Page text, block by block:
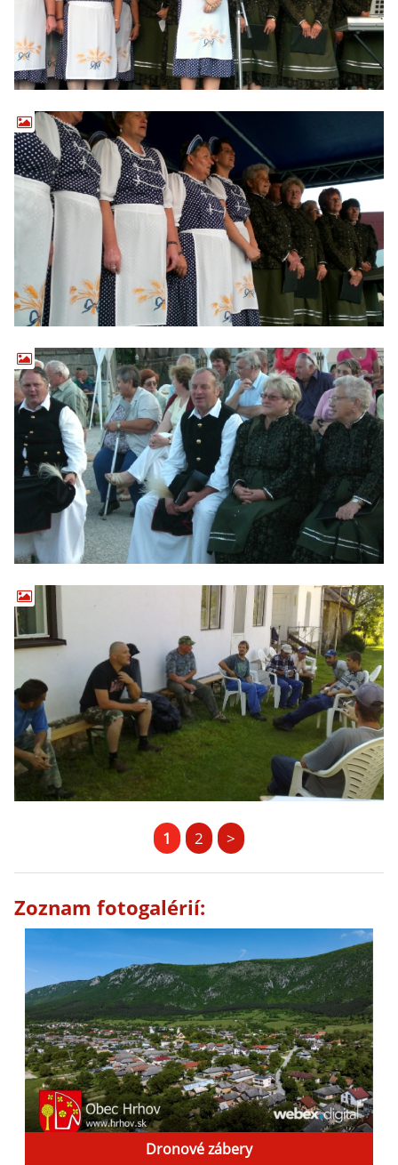
1 2 >
Zoznam fotogalérií:
Dronové zábery